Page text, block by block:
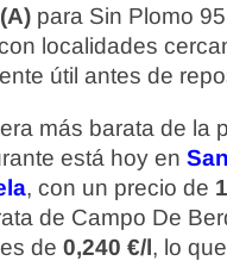
para Sin Plomo
localidades
útil antes de
más barata de la
está hoy en
, con un precio de
de Campo De
de 0,240 €/l, lo